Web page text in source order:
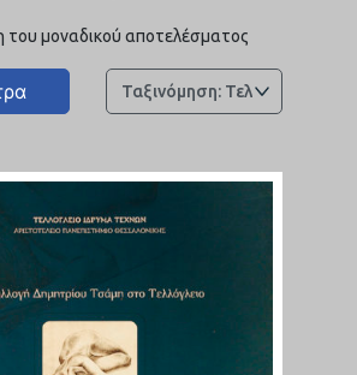
του μοναδικού αποτελέσματος